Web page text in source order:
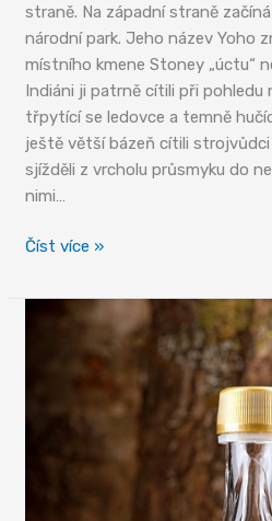
straně. Na západní straně
národní park. Jeho název Yoho
místního kmene Stoney „úctu“
Indiáni ji patrně cítili při
třpytící se ledovce a temně
ještě větší bázeň cítili
sjížděli z vrcholu průsmyku do
nimi…
Yoho
park
posvátné
Číst více »